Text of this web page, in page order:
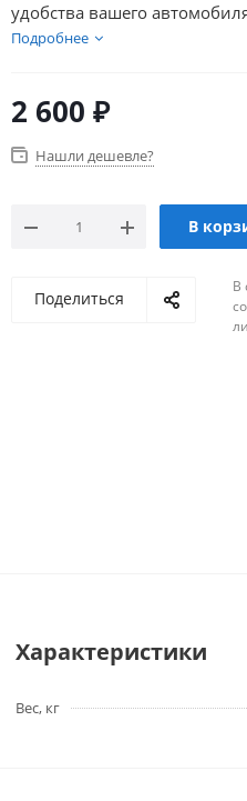
удобства вашего автомобиля. В нашем каталоге так же присутствует
товаров для тюнинга салона
Подробнее
2 600 ₽
Нашли дешевле?
В
Поделиться
В
Характеристики
Вес, кг